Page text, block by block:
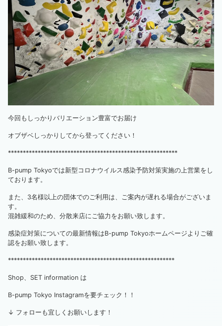
今回もしっかりバリエーション豊富でお届け
オブザベしっかりしてから登ってください！
*********************************************************
B-pump Tokyoでは新型コロナウイルス感染予防対策実施の上営業をし
ております。
また、3名様以上の団体でのご利用は、ご案内が遅れる場合がございま
す。
混雑緩和のため、分散来店にご協力をお願い致します。
感染症対策についての最新情報はB-pump Tokyoホームページよりご確
認をお願い致します。
********************************************************
Shop、SET information は
B-pump Tokyo Instagramを要チェック！！
↓ フォローも宜しくお願いします！